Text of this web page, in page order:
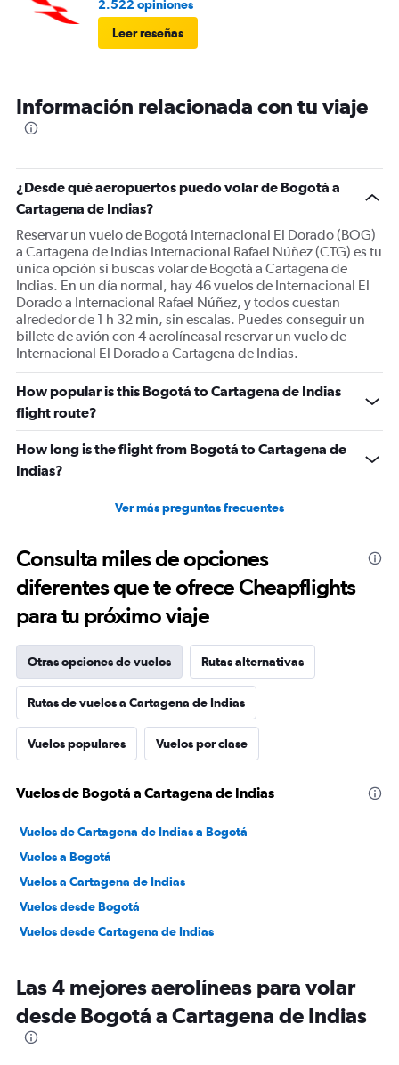
2.522 opiniones
Leer reseñas
Información relacionada con tu viaje
¿Desde qué aeropuertos puedo volar de Bogotá a
Cartagena de Indias?
Reservar un vuelo de Bogotá Internacional El Dorado (BOG)
a Cartagena de Indias Internacional Rafael Núñez (CTG) es tu
única opción si buscas volar de Bogotá a Cartagena de
Indias. En un día normal, hay 46 vuelos de Internacional El
Dorado a Internacional Rafael Núñez, y todos cuestan
alrededor de 1 h 32 min, sin escalas. Puedes conseguir un
billete de avión con 4 aerolíneasal reservar un vuelo de
Internacional El Dorado a Cartagena de Indias.
How popular is this Bogotá to Cartagena de Indias
flight route?
How long is the flight from Bogotá to Cartagena de
Indias?
Ver más preguntas frecuentes
Consulta miles de opciones
diferentes que te ofrece Cheapflights
para tu próximo viaje
Otras opciones de vuelos Rutas alternativas
Rutas de vuelos a Cartagena de Indias
Vuelos populares Vuelos por clase
Vuelos de Bogotá a Cartagena de Indias
Vuelos de Cartagena de Indias a Bogotá
Vuelos a Bogotá
Vuelos a Cartagena de Indias
Vuelos desde Bogotá
Vuelos desde Cartagena de Indias
Las 4 mejores aerolíneas para volar
desde Bogotá a Cartagena de Indias